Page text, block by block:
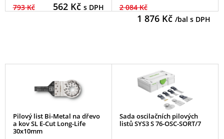
793 Kč 562Kč s DPH 2 084 Kč
1 876Kč /bal s DPH
Pilový list Bi-Metal na dřevo
a kov SL E-Cut Long-Life
30x10mm
Sada oscilačních pilových
listů SYS3 S 76-OSC-SORT/7